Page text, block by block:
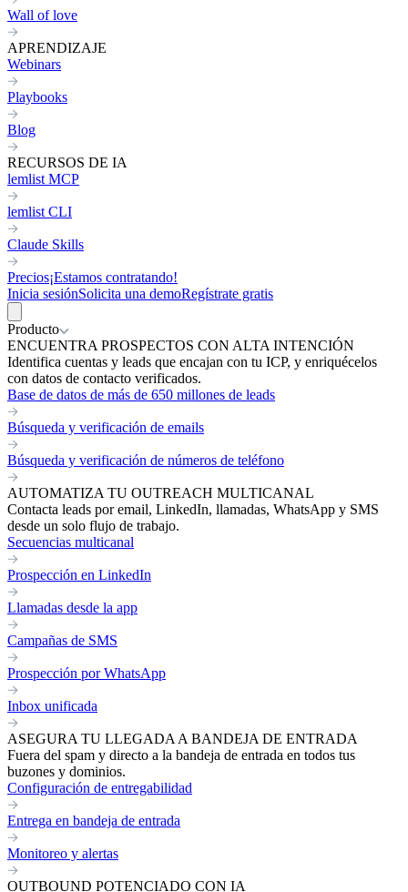
Wall of love
APRENDIZAJE
Webinars
Playbooks
Blog
RECURSOS DE IA
lemlist MCP
lemlist CLI
Claude Skills
Precios¡Estamos contratando!
Inicia sesiónSolicita una demoRegístrate gratis
Producto
ENCUENTRA PROSPECTOS CON ALTA INTENCIÓN
Identifica cuentas y leads que encajan con tu ICP, y enriquécelos
con datos de contacto verificados.
Base de datos de más de 650 millones de leads
Búsqueda y verificación de emails
Búsqueda y verificación de números de teléfono
AUTOMATIZA TU OUTREACH MULTICANAL
Contacta leads por email, LinkedIn, llamadas, WhatsApp y SMS
desde un solo flujo de trabajo.
Secuencias multicanal
Prospección en LinkedIn
Llamadas desde la app
Campañas de SMS
Prospección por WhatsApp
Inbox unificada
ASEGURA TU LLEGADA A BANDEJA DE ENTRADA
Fuera del spam y directo a la bandeja de entrada en todos tus
buzones y dominios.
Configuración de entregabilidad
Entrega en bandeja de entrada
Monitoreo y alertas
OUTBOUND POTENCIADO CON IA